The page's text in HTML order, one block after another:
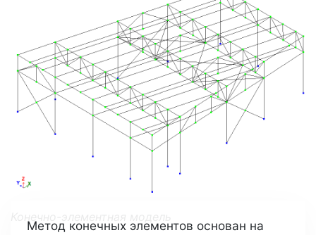
Метод конечных элементов основан на